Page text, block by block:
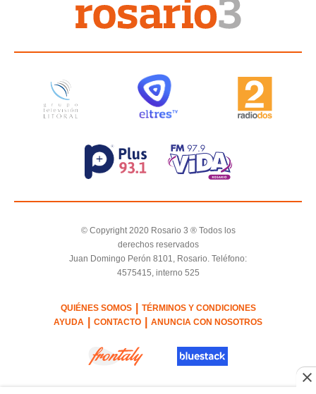
© Copyright 2020 Rosario 3 ® Todos los
derechos reservados
Juan Domingo Perón 8101, Rosario. Teléfono:
4575415, interno 525
QUIÉNES SOMOS
TÉRMINOS Y CONDICIONES
AYUDA
CONTACTO ANUNCIA CON NOSOTROS